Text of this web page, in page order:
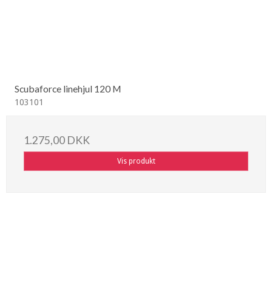
Scubaforce linehjul 120 M
103101
1.275,00 DKK
Vis produkt